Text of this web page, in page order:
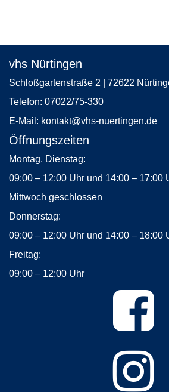
vhs Nürtingen
Schloßgartenstraße 2 | 72622
Telefon: 07022/75-330
E-Mail: kontakt@vhs-nuertingen.de
Öffnungszeiten
Montag, Dienstag:
09:00 – 12:00 Uhr und 14:00
Mittwoch geschlossen
Donnerstag:
09:00 – 12:00 Uhr und 14:00 –
Freitag:
09:00 – 12:00 Uhr